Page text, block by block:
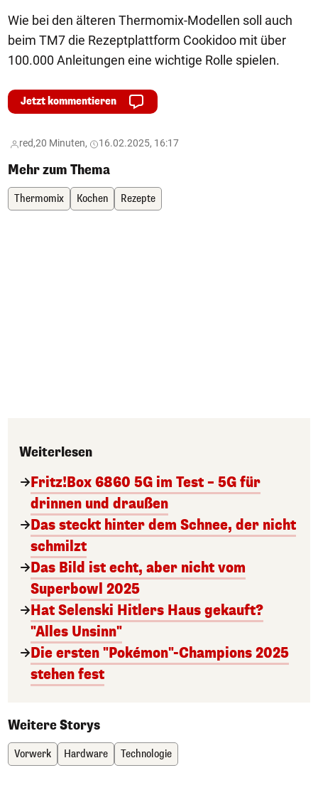
Wie bei den älteren Thermomix-Modellen soll auch
beim TM7 die Rezeptplattform Cookidoo mit über
100.000 Anleitungen eine wichtige Rolle spielen.
Jetzt kommentieren
red,20 Minuten, 16.02.2025, 16:17
Mehr zum Thema
Thermomix Kochen Rezepte
Weiterlesen
Fritz!Box 6860 5G im Test – 5G für
drinnen und draußen
Das steckt hinter dem Schnee, der nicht
schmilzt
Das Bild ist echt, aber nicht vom
Superbowl 2025
Hat Selenski Hitlers Haus gekauft?
"Alles Unsinn"
Die ersten "Pokémon"-Champions 2025
stehen fest
Weitere Storys
Vorwerk Hardware Technologie